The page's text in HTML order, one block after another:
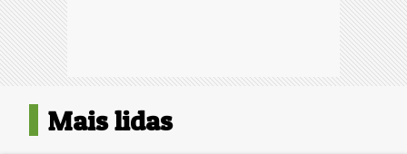
Mais lidas